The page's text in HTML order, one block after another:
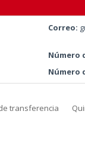
Correo:
Número
Número
transferencia